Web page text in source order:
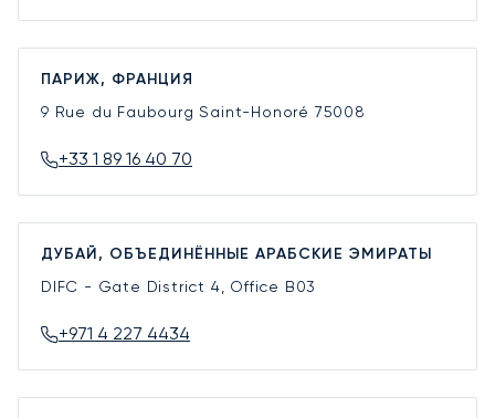
ПАРИЖ, ФРАНЦИЯ
9 Rue du Faubourg Saint-Honoré 75008
+33 1 89 16 40 70
ДУБАЙ, ОБЪЕДИНЁННЫЕ АРАБСКИЕ ЭМИРАТЫ
DIFC - Gate District 4, Office B03
+971 4 227 4434